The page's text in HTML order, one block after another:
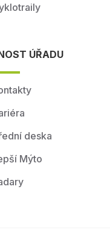
ÚŘADU
deska
Mýto